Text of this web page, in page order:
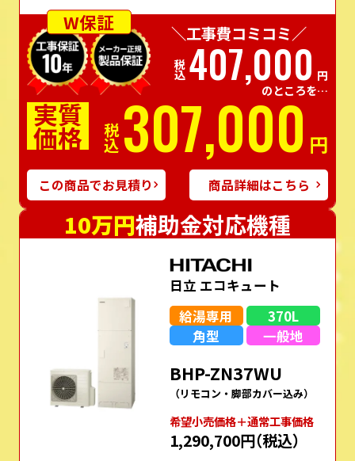
W保証
＼工事費コミコミ／
税込407,000 円
のところを…
実質
価格 税込307,000 円
この商品でお見積り 商品詳細はこちら
10万円補助金対応機種
日立 エコキュート
給湯専用
370L
角型
一般地
BHP-ZN37WU
（リモコン・脚部カバー込み）
希望⼩売価格＋通常⼯事価格
1,290,700円（税込）